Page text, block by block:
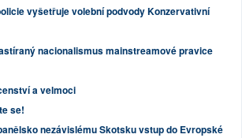
vyšetřuje volební podvody Konzervativní
nacionalismus mainstreamové pravice
a velmoci
se!
nezávislému Skotsku vstup do Evropské